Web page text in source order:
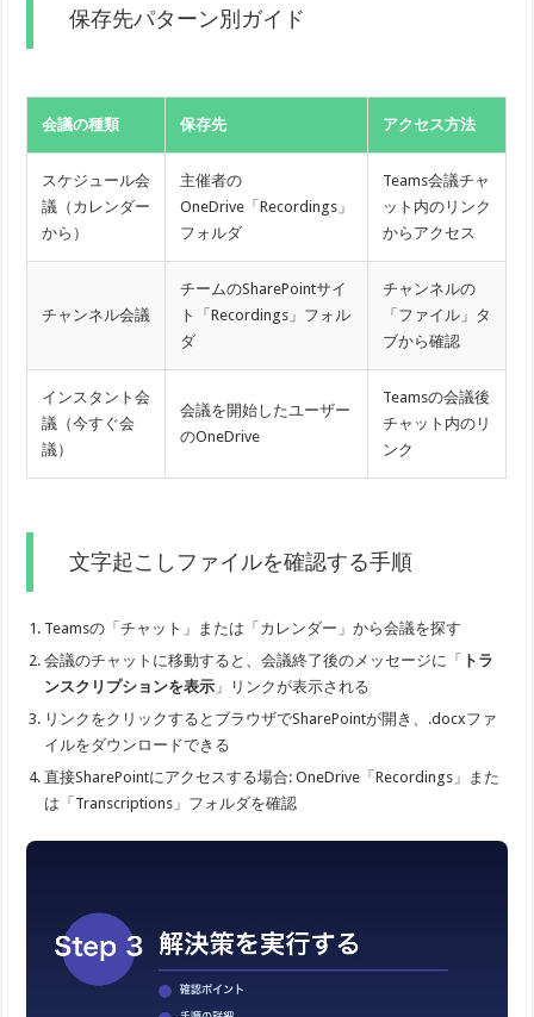
保存先パターン別ガイド
会議の種類 保存先 アクセス方法
スケジュール会
議（カレンダー
から）
主催者の
OneDrive「Recordings」
フォルダ
Teams会議チャ
ット内のリンク
からアクセス
チャンネル会議
チームのSharePointサイ
ト「Recordings」フォル
ダ
チャンネルの
「ファイル」タ
ブから確認
インスタント会
議（今すぐ会
議）
会議を開始したユーザー
のOneDrive
Teamsの会議後
チャット内のリ
ンク
文字起こしファイルを確認する手順
Teamsの「チャット」または「カレンダー」から会議を探す
会議のチャットに移動すると、会議終了後のメッセージに「 トラ
ンスクリプションを表示 」リンクが表示される
リンクをクリックするとブラウザでSharePointが開き、.docxファ
イルをダウンロードできる
直接SharePointにアクセスする場合: OneDrive「Recordings」また
は「Transcriptions」フォルダを確認